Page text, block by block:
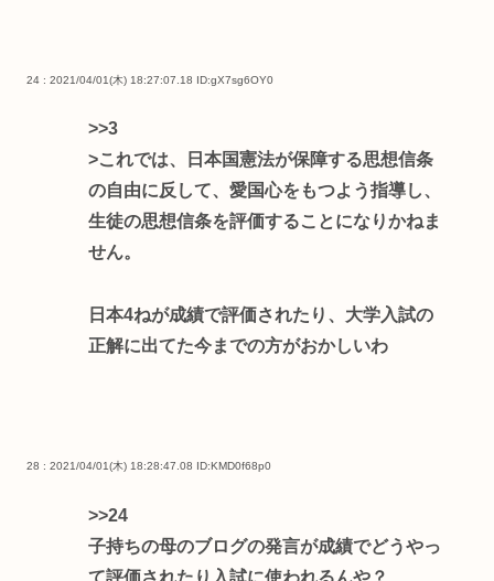
24 : 2021/04/01(木) 18:27:07.18 ID:gX7sg6OY0
>>3
>これでは、日本国憲法が保障する思想信条
の自由に反して、愛国心をもつよう指導し、
生徒の思想信条を評価することになりかねま
せん。
日本4ねが成績で評価されたり、大学入試の
正解に出てた今までの方がおかしいわ
28 : 2021/04/01(木) 18:28:47.08 ID:KMD0f68p0
>>24
子持ちの母のブログの発言が成績でどうやっ
て評価されたり入試に使われるんや？